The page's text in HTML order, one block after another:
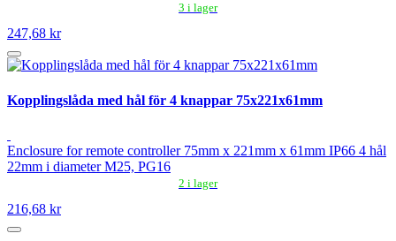
3 i lager
247,68 kr
Kopplingslåda med hål för 4 knappar 75x221x61mm
Enclosure for remote controller 75mm x 221mm x 61mm IP66 4 hål
22mm i diameter M25, PG16
2 i lager
216,68 kr